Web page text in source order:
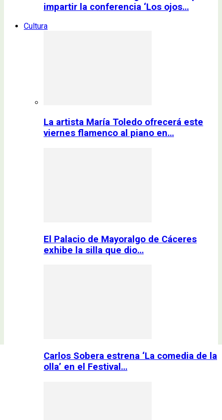
impartir la conferencia ‘Los ojos…
Cultura
La artista María Toledo ofrecerá este
viernes flamenco al piano en…
El Palacio de Mayoralgo de Cáceres
exhibe la silla que dio…
Carlos Sobera estrena ‘La comedia de la
olla’ en el Festival…